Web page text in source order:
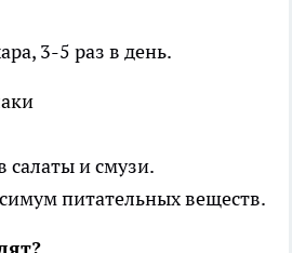
3-5 раз в день.
салаты и смузи.
питательных веществ.